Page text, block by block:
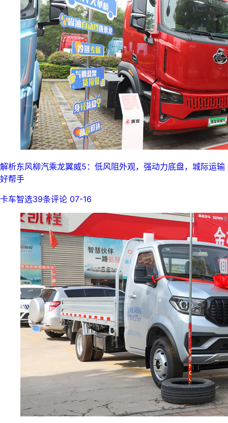
解析东风柳汽乘龙翼威5：低风阻外观，强动力底盘，城际运输
好帮手
卡车智选39条评论 07-16